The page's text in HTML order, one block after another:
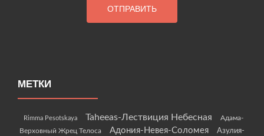
МЕТКИ
Rimma Pesotskaya Taheeas-Лествиция Небесная
Адама-
Верховный Жрец Телоса
Адония-Невея-Соломея
Азулия-